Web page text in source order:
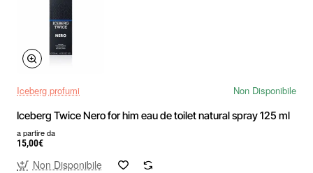
Iceberg profumi
Non Disponibile
Iceberg Twice Nero for him eau de toilet natural spray 125 ml
a partire da
15,00€
Non Disponibile